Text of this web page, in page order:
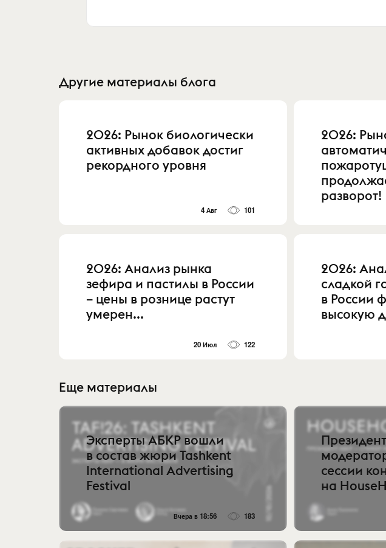
Другие материалы блога
2026: Рынок биологически
активных добавок достиг
рекордного уровня
4 Авг 101
2026:
разворот!
2026: Анализ рынка
зефира и пастилы в России
– цены в рознице растут
умерен...
20 Июл 122
2026:
сладкой
в России
высокую
Еще материалы
Эксперты АБКР вошли
в состав жюри Tashkent
International Advertising
Festival
Вчера в 18:56 183
сессии
на